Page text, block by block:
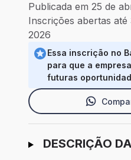
Publicada em 25 de
Inscrições abertas até
2026
Essa inscrição no
para que a
futuras
Ir para candidatura
DESCRIÇÃO